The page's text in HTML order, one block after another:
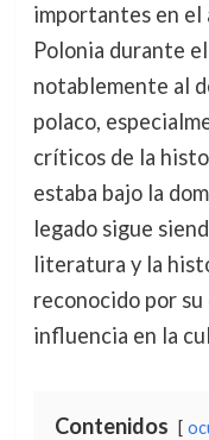
importantes en
Polonia durante
notablemente al
polaco,
críticos de la
estaba bajo la
legado sigue
literatura y la
reconocido por su
influencia en la
Contenidos